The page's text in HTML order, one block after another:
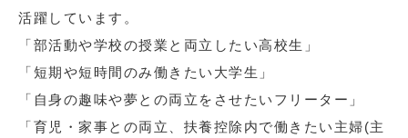
活躍しています。
「部活動や学校の授業と両立したい高校生」
「短期や短時間のみ働きたい大学生」
「自身の趣味や夢との両立をさせたいフリーター」
「育児・家事との両立、扶養控除内で働きたい主婦(主